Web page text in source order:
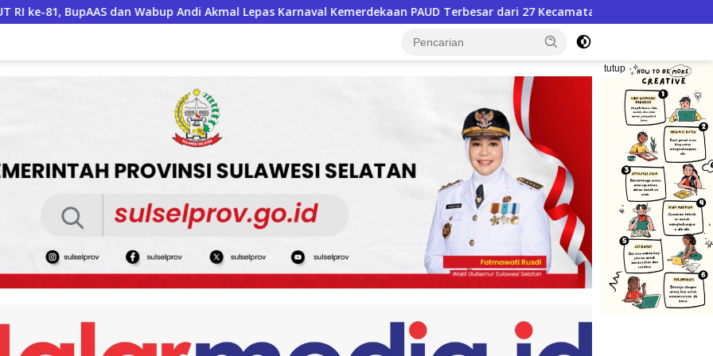
Akmal Lepas Karnaval Kemerdekaan PAUD Terbesar dari 27 Kecamatan PT Pegadaian Kanwil VI SulSelBarRa
tutup